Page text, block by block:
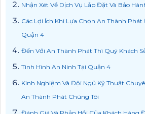
Nhận Xét Về Dịch Vụ Lắp Đặt Và Bảo
Các Lợi Ích Khi Lựa Chọn An Thành Phát
Quận 4
Đến Với An Thành Phát Thì Quý Khách
Tình Hình An Ninh Tại Quận 4
Kinh Nghiệm Và Đội Ngũ Kỹ Thuật
An Thành Phát Chúng Tôi